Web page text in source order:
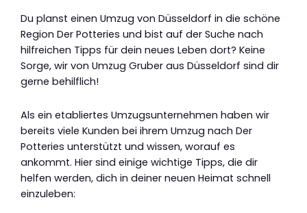
Du planst einen Umzug von Düsseldorf in die schöne
Region Der Potteries und bist auf der Suche nach
hilfreichen Tipps für dein neues Leben dort? Keine
Sorge, wir von Umzug Gruber aus Düsseldorf sind dir
gerne behilflich!
Als ein etabliertes Umzugsunternehmen haben wir
bereits viele Kunden bei ihrem Umzug nach Der
Potteries unterstützt und wissen, worauf es
ankommt. Hier sind einige wichtige Tipps, die dir
helfen werden, dich in deiner neuen Heimat schnell
einzuleben: